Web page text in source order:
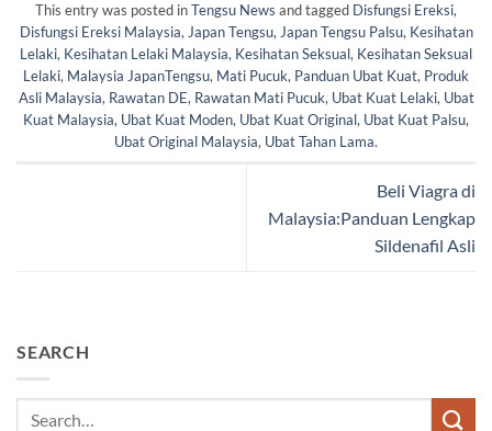
This entry was posted inTengsu News and tagged Disfungsi Ereksi,
Disfungsi Ereksi Malaysia, Japan Tengsu, Japan Tengsu Palsu, Kesihatan
Lelaki, Kesihatan Lelaki Malaysia, Kesihatan Seksual, Kesihatan Seksual
Lelaki, Malaysia JapanTengsu, Mati Pucuk, Panduan Ubat Kuat, Produk
Asli Malaysia, Rawatan DE, Rawatan Mati Pucuk, Ubat Kuat Lelaki, Ubat
Kuat Malaysia, Ubat Kuat Moden, Ubat Kuat Original, Ubat Kuat Palsu,
Ubat Original Malaysia, Ubat Tahan Lama.
Beli Viagra di
Malaysia:Panduan Lengkap
Sildenafil Asli
SEARCH